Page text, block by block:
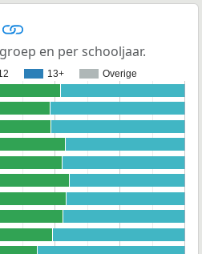
en per schooljaar.
13+
Overige